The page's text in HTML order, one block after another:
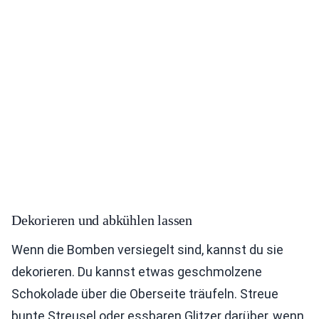
Dekorieren und abkühlen lassen
Wenn die Bomben versiegelt sind, kannst du sie
dekorieren. Du kannst etwas geschmolzene
Schokolade über die Oberseite träufeln. Streue
bunte Streusel oder essbaren Glitzer darüber, wenn